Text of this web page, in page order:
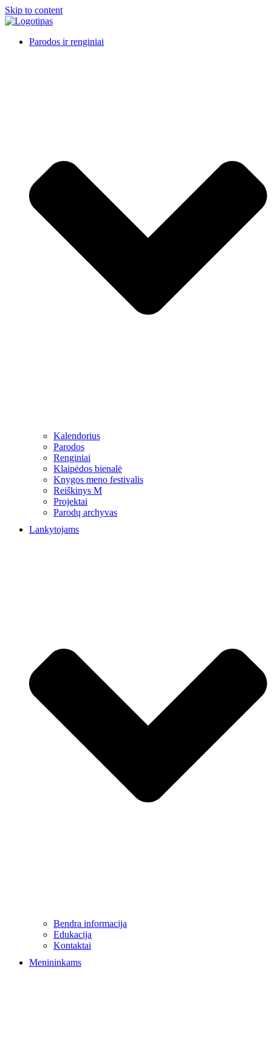
Skip to content
Parodos ir renginiai
Kalendorius
Parodos
Renginiai
Klaipėdos bienalė
Knygos meno festivalis
Reiškinys M
Projektai
Parodų archyvas
Lankytojams
Bendra informacija
Edukacija
Kontaktai
Menininkams